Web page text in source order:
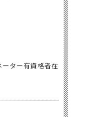
ター有資格者在